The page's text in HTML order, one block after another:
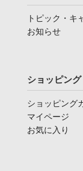
トピック・キ
お知らせ
ショッピング
ショッピング
マイページ
お気に入り